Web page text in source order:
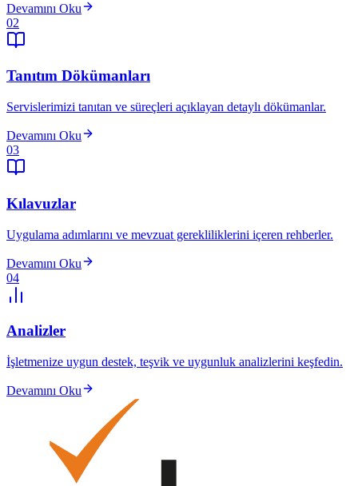
Devamını Oku
02
Tanıtım Dökümanları
Servislerimizi tanıtan ve süreçleri açıklayan detaylı dökümanlar.
Devamını Oku
03
Kılavuzlar
Uygulama adımlarını ve mevzuat gerekliliklerini içeren rehberler.
Devamını Oku
04
Analizler
İşletmenize uygun destek, teşvik ve uygunluk analizlerini keşfedin.
Devamını Oku